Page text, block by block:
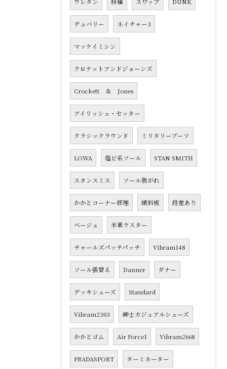
デュバリー ネイチャー3
マッケイミシン
クロケットアンドジョーンズ
Crockett ＆ Jones
アイリッシュ・セッター
クラシックラウンド ミリタリーブーツ
LOWA 塩ビ系ソール STAN SMITH
スタンスミス ソール剥がれ
かかとコーナー修理 傾斜板 段差あり
ベージュ 半革ラスター
チャールズパッチパッチ Vibram148
ソール張替え Danner ダナー
デッキシューズ Standard
Vibram2303 紳士カジュアルシューズ
かかとゴム Air Force1 Vibram2668
PRADASPORT ターミネーター